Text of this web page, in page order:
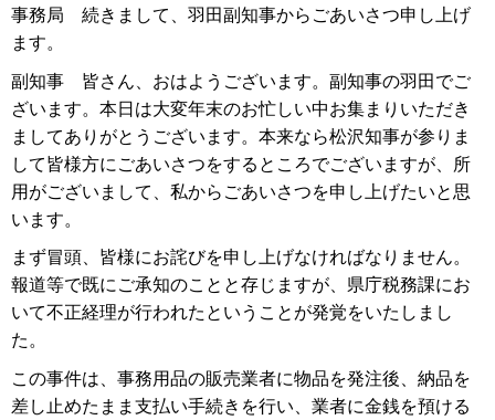
事務局 続きまして、羽田副知事からごあいさつ申し上げ
ます。
副知事 皆さん、おはようございます。副知事の羽田でご
ざいます。本日は大変年末のお忙しい中お集まりいただき
ましてありがとうございます。本来なら松沢知事が参りま
して皆様方にごあいさつをするところでございますが、所
用がございまして、私からごあいさつを申し上げたいと思
います。
まず冒頭、皆様にお詫びを申し上げなければなりません。
報道等で既にご承知のことと存じますが、県庁税務課にお
いて不正経理が行われたということが発覚をいたしまし
た。
この事件は、事務用品の販売業者に物品を発注後、納品を
差し止めたまま支払い手続きを行い、業者に金銭を預ける